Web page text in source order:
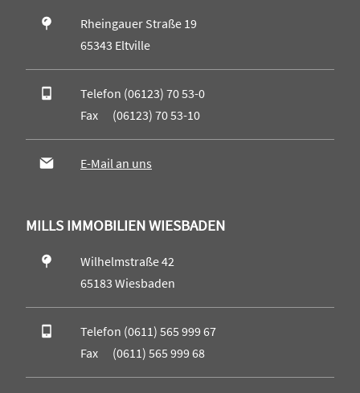
Rheingauer Straße 19
65343 Eltville
Telefon (06123) 70 53-0
Fax (06123) 70 53-10
E-Mail an uns
MILLS IMMOBILIEN WIESBADEN
Wilhelmstraße 42
65183 Wiesbaden
Telefon (0611) 565 999 67
Fax (0611) 565 999 68